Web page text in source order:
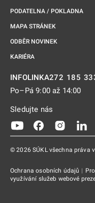
PODATELNA / POKLADNA
MAPA STRÁNEK
ODBĚR NOVINEK
KARIÉRA
INFOLINKA272 185
Po–Pá 9:00 až 14:00
Sledujte nás
Odkaz se otevře
Odkaz se
© 2026 SÚKL všechna práva
Ochrana osobních údajů |
využívání služeb webové